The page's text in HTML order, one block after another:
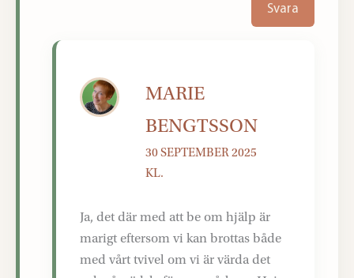
Svara
MARIE
BENGTSSON
30 SEPTEMBER 2025
KL.
Ja, det där med att be om hjälp är
marigt eftersom vi kan brottas både
med vårt tvivel om vi är värda det